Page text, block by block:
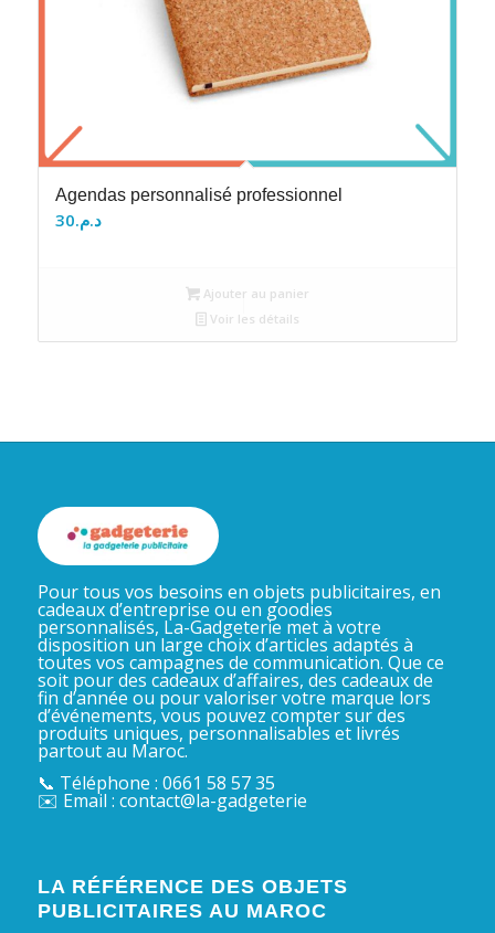
Agendas personnalisé professionnel
د.م.30
Ajouter au panier
Voir les détails
Pour tous vos besoins en objets publicitaires, en
cadeaux d’entreprise ou en goodies
personnalisés, La-Gadgeterie met à votre
disposition un large choix d’articles adaptés à
toutes vos campagnes de communication. Que ce
soit pour des cadeaux d’affaires, des cadeaux de
fin d’année ou pour valoriser votre marque lors
d’événements, vous pouvez compter sur des
produits uniques, personnalisables et livrés
partout au Maroc.
📞 Téléphone : 0661 58 57 35
✉️ Email : contact@la-gadgeterie
LA RÉFÉRENCE DES OBJETS
PUBLICITAIRES AU MAROC